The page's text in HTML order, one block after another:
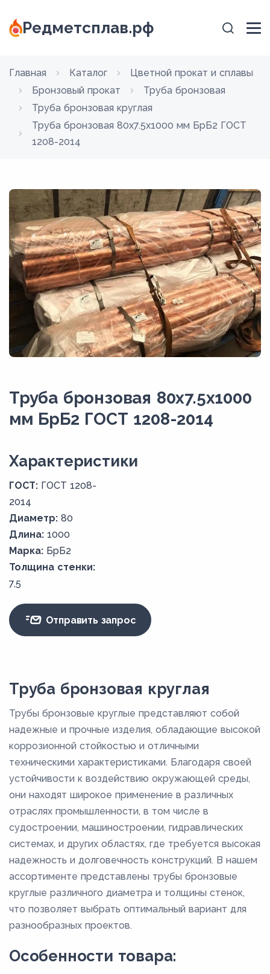
Редметсплав.рф
Главная Каталог
Цветной прокат и сплавы
Бронзовый прокат
Труба бронзовая
Труба бронзовая круглая
Труба бронзовая 80х7.5х1000 мм БрБ2 ГОСТ
1208-2014
Труба бронзовая 80х7.5х1000
мм БрБ2 ГОСТ 1208-2014
Xарактеристики
ГОСТ: ГОСТ 1208-
2014
Диаметр: 80
Длина: 1000
Марка: БрБ2
Толщина стенки:
7,5
Отправить запрос
Труба бронзовая круглая
Трубы бронзовые круглые представляют собой
надежные и прочные изделия, обладающие высокой
коррозионной стойкостью и отличными
техническими характеристиками. Благодаря своей
устойчивости к воздействию окружающей среды,
они находят широкое применение в различных
отраслях промышленности, в том числе в
судостроении, машиностроении, гидравлических
системах, и других областях, где требуется высокая
надежность и долговечность конструкций. В нашем
ассортименте представлены трубы бронзовые
круглые различного диаметра и толщины стенок,
что позволяет выбрать оптимальный вариант для
разнообразных проектов.
Особенности товара: